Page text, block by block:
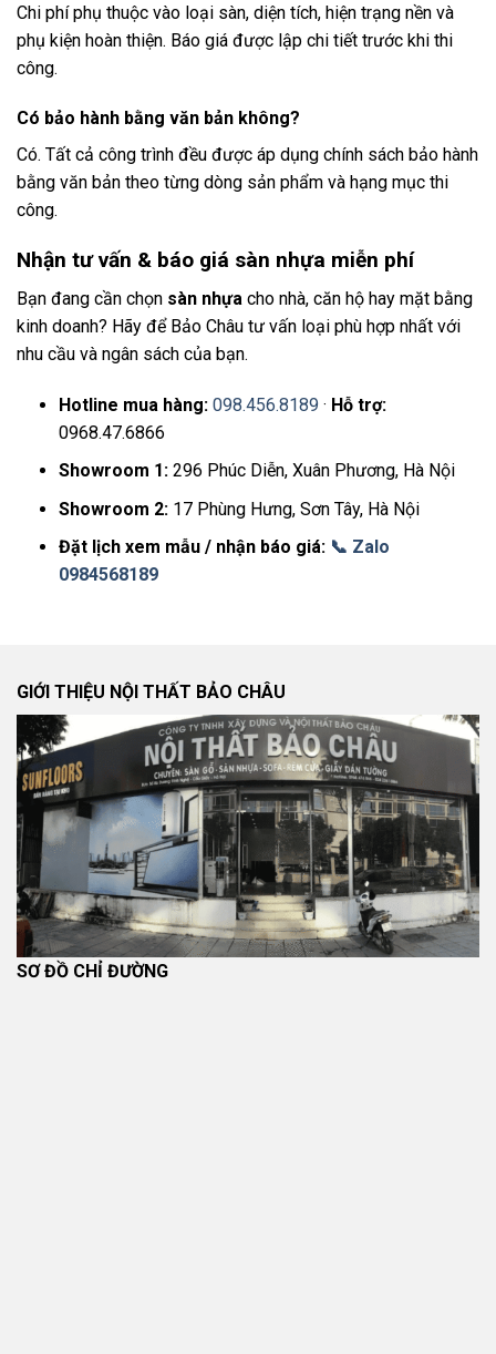
Chi phí phụ thuộc vào loại sàn, diện tích, hiện trạng nền và
phụ kiện hoàn thiện. Báo giá được lập chi tiết trước khi thi
công.
Có bảo hành bằng văn bản không?
Có. Tất cả công trình đều được áp dụng chính sách bảo hành
bằng văn bản theo từng dòng sản phẩm và hạng mục thi
công.
Nhận tư vấn & báo giá sàn nhựa miễn phí
Bạn đang cần chọn sàn nhựa cho nhà, căn hộ hay mặt bằng
kinh doanh? Hãy để Bảo Châu tư vấn loại phù hợp nhất với
nhu cầu và ngân sách của bạn.
Hotline mua hàng: 098.456.8189 · Hỗ trợ:
0968.47.6866
Showroom 1: 296 Phúc Diễn, Xuân Phương, Hà Nội
Showroom 2: 17 Phùng Hưng, Sơn Tây, Hà Nội
Đặt lịch xem mẫu / nhận báo giá: 📞 Zalo
0984568189
GIỚI THIỆU NỘI THẤT BẢO CHÂU
SƠ ĐỒ CHỈ ĐƯỜNG